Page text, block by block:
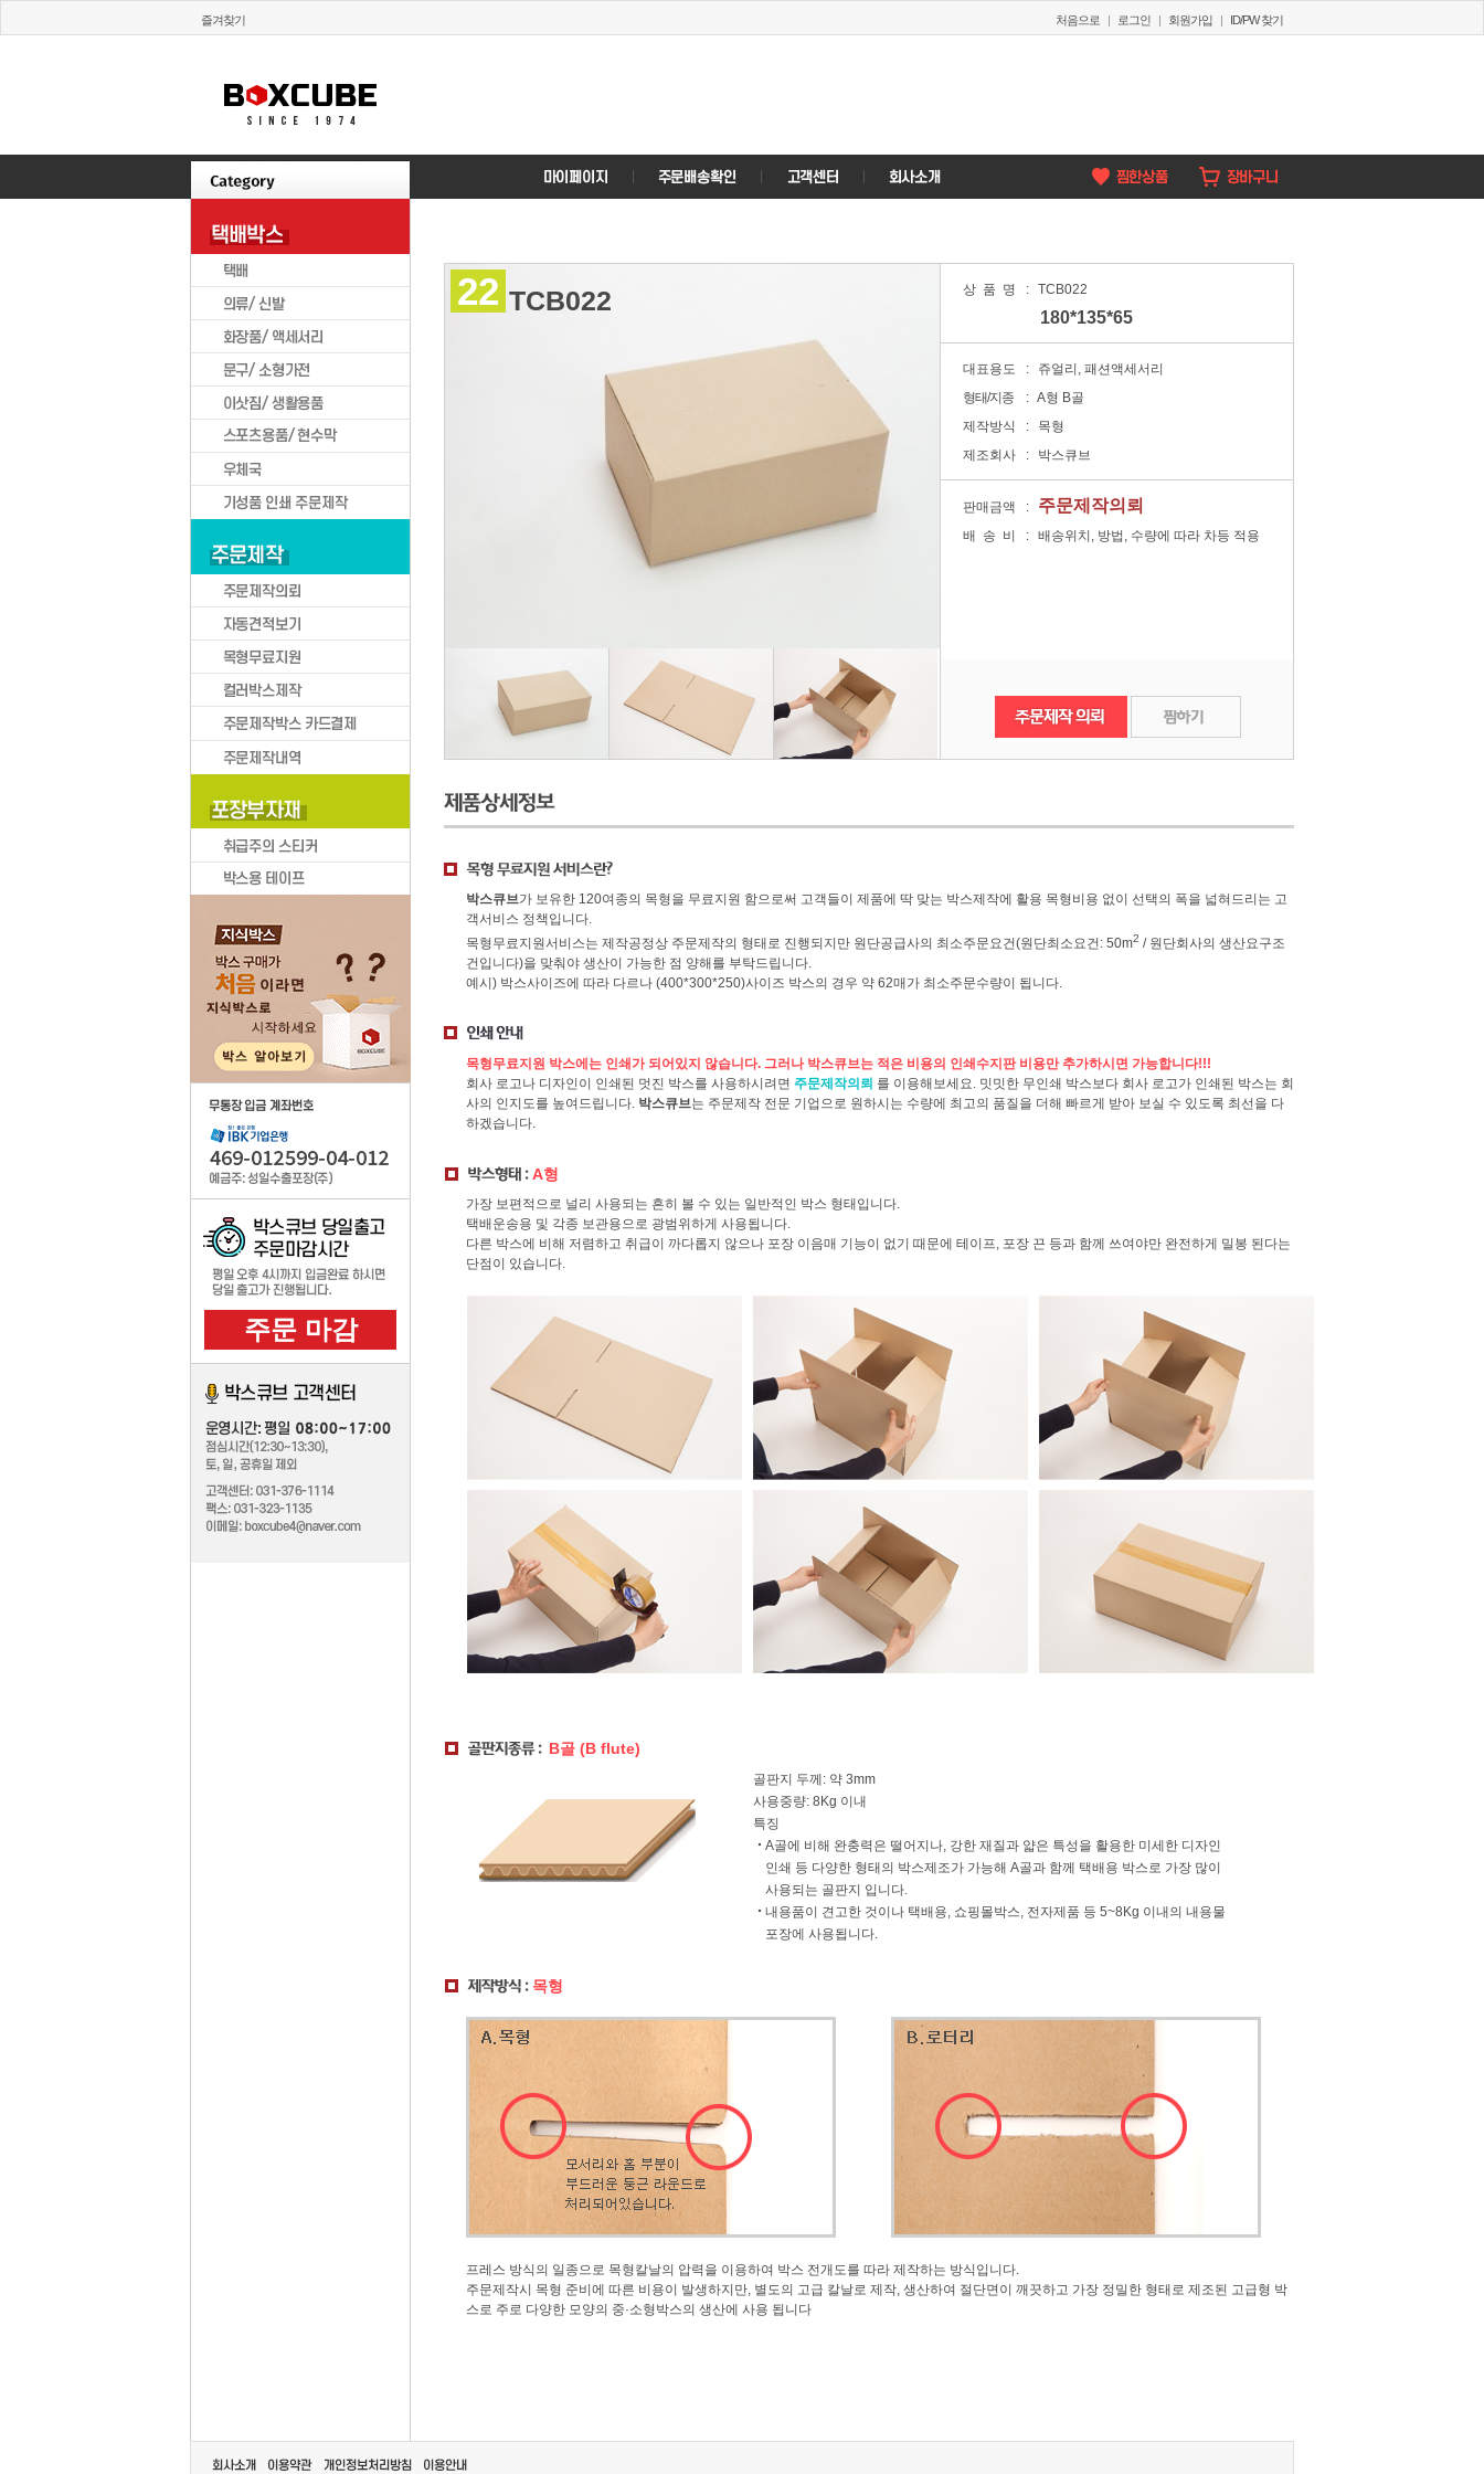
즐겨찾기 처음으로 | 로그인 | 회원가입 | ID/PW 찾기
박스큐브
마이페이지 주문배송확인 고객센터 회사소개 찜한상품
BOXCUBE 카테고리
택배박스
택배
의류/신발
화장품/액세서리
이삿짐/생활용품
스포츠용품/현수막
우체국
기성품 인쇄 주문제작
주문제작
주문제작의뢰
자동견적보기
컬러박스제작
주문제작박스 카드결제
주문제작내역
포장 부자제
박스규격 박스형태
주문 마감
22 TCB022 상품명 : TCB022
180*135*65
대표용도 :
쥬얼리, 패션액세서리
형태/지종
: A형 B골
제작방식
:
목형
제조회사
: 박스큐브
판매금액 : 주문제작의뢰
배송비 : 배송위치, 방법, 수량에 따라 차등 적용
주문제작의뢰 찜하기
무료목형서비스란?
박스큐브가 보유한 120여종의 목형을 무료지원 함으로써 고객들이 제품에 딱 맞는 박스제작에 활용 목형비용 없이 선택의 폭을 넓혀드리는 고
객서비스 정책입니다.
목형무료지원서비스는 제작공정상 주문제작의 형태로 진행되지만 원단공급사의 최소주문요건(원단최소요건: 50m2 / 원단회사의 생산요구조
건입니다)을 맞춰야 생산이 가능한 점 양해를 부탁드립니다.
예시) 박스사이즈에 따라 다르나 (400*300*250)사이즈 박스의 경우 약 62매가 최소주문수량이 됩니다.
목형무료지원 박스에는 인쇄가 되어있지 않습니다. 그러나 박스큐브는 적은 비용의 인쇄수지판 비용만 추가하시면 가능합니다!!!
회사 로고나 디자인이 인쇄된 멋진 박스를 사용하시려면 주문제작의뢰 를 이용해보세요. 밋밋한 무인쇄 박스보다 회사 로고가 인쇄된 박스는 회
사의 인지도를 높여드립니다. 박스큐브는 주문제작 전문 기업으로 원하시는 수량에 최고의 품질을 더해 빠르게 받아 보실 수 있도록 최선을 다
하겠습니다.
A형
가장 보편적으로 널리 사용되는 흔히 볼 수 있는 일반적인 박스 형태입니다.
택배운송용 및 각종 보관용으로 광범위하게 사용됩니다.
다른 박스에 비해 저렴하고 취급이 까다롭지 않으나 포장 이음매 기능이 없기 때문에 테이프, 포장 끈 등과 함께 쓰여야만 완전하게 밀봉 된다는
단점이 있습니다.
B골 (B flute)
골판지 두께: 약 3mm
사용중량: 8Kg 이내
특징
A골에 비해 완충력은 떨어지나, 강한 재질과 얇은 특성을 활용한 미세한 디자인
인쇄 등 다양한 형태의 박스제조가 가능해 A골과 함께 택배용 박스로 가장 많이
사용되는 골판지 입니다.
내용품이 견고한 것이나 택배용, 쇼핑몰박스, 전자제품 등 5~8Kg 이내의 내용물
포장에 사용됩니다.
목형
프레스 방식의 일종으로 목형칼날의 압력을 이용하여 박스 전개도를 따라 제작하는 방식입니다.
주문제작시 목형 준비에 따른 비용이 발생하지만, 별도의 고급 칼날로 제작, 생산하여 절단면이 깨끗하고 가장 정밀한 형태로 제조된 고급형 박
스로 주로 다양한 모양의 중·소형박스의 생산에 사용 됩니다